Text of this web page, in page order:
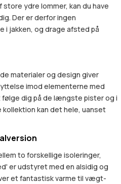
ydre lommer, kan du have
Der er derfor ingen
i jakken, og drage afsted på
materialer og design giver
imod elementerne med
dig på de længste pister og i
kan det hele, uanset
to forskellige isoleringer,
er udstyret med en alsidig og
et fantastisk varme til vægt-